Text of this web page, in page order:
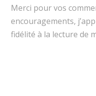
Merci pour vos
encouragements,
fidélité à la lecture de